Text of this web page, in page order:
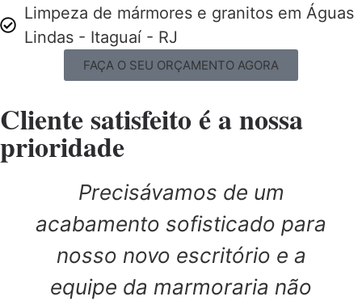
Limpeza de mármores e granitos em Águas
Lindas - Itaguaí - RJ
FAÇA O SEU ORÇAMENTO AGORA
Cliente satisfeito é a nossa
prioridade
Precisávamos de um
acabamento sofisticado para
nosso novo escritório e a
equipe da marmoraria não